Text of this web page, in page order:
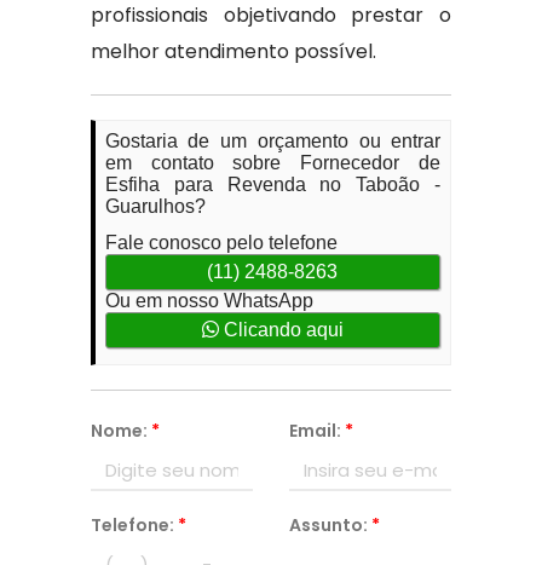
profissionais objetivando prestar o
melhor atendimento possível.
Gostaria de um orçamento ou entrar
em contato sobre Fornecedor de
Esfiha para Revenda no Taboão -
Guarulhos?
Fale conosco pelo telefone
(11) 2488-8263
Ou em nosso WhatsApp
Clicando aqui
Nome: * Email: *
Telefone: * Assunto: *